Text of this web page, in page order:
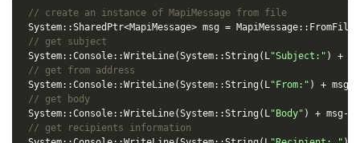
// create an instance of MapiMessage from file
System::SharedPtr<MapiMessage> msg = MapiMessage:: FromFile
// get subject
System::Console::WriteLine(System::String ( L"Subject:" ) +
// get from address
System::Console::WriteLine(System::String ( L"From:" ) + msg
// get body
System::Console::WriteLine(System::String ( L"Body" ) + msg ->
// get recipients information